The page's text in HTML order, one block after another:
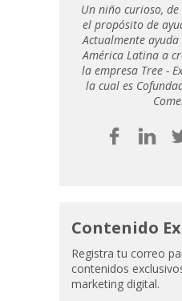
Un niño curioso,
el propósito de
Actualmente ayuda
América Latina a
la empresa Tree -
la cual es
Contenido
Registra tu correo
contenidos
marketing digital.